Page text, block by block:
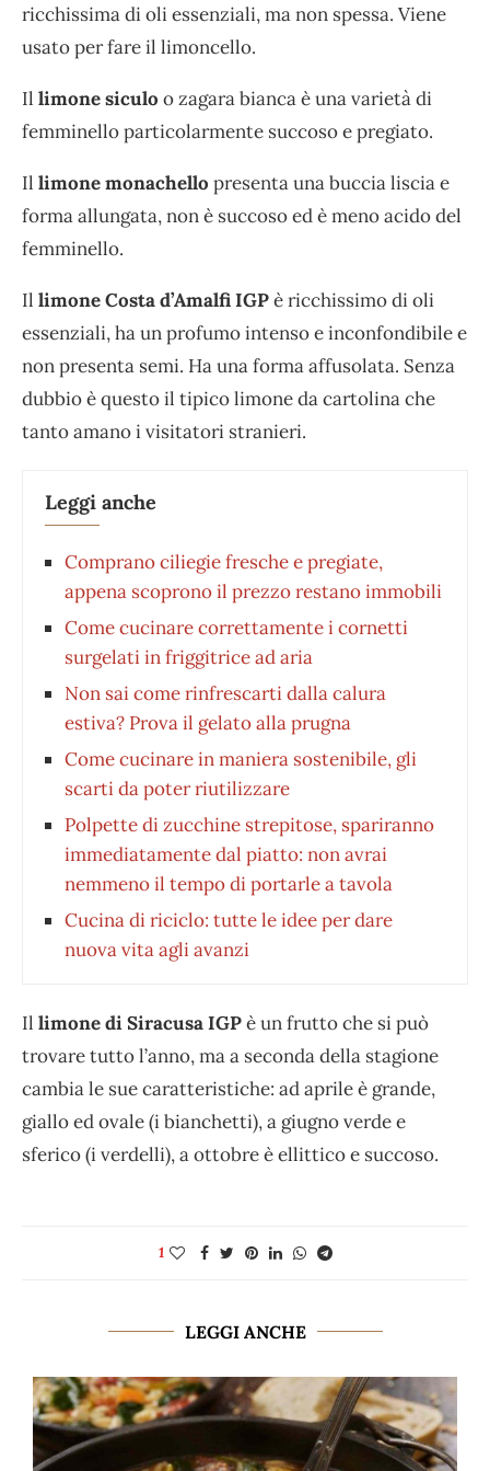
ricchissima di oli essenziali, ma non spessa. Viene
usato per fare il limoncello.
Il limone siculo o zagara bianca è una varietà di
femminello particolarmente succoso e pregiato.
Il limone monachello presenta una buccia liscia e
forma allungata, non è succoso ed è meno acido del
femminello.
Il limone Costa d’Amalfi IGPè ricchissimo di oli
essenziali, ha un profumo intenso e inconfondibile e
non presenta semi. Ha una forma affusolata. Senza
dubbio è questo il tipico limone da cartolina che
tanto amano i visitatori stranieri.
Leggi anche
Comprano ciliegie fresche e pregiate,
appena scoprono il prezzo restano immobili
Come cucinare correttamente i cornetti
surgelati in friggitrice ad aria
Non sai come rinfrescarti dalla calura
estiva? Prova il gelato alla prugna
Come cucinare in maniera sostenibile, gli
scarti da poter riutilizzare
Polpette di zucchine strepitose, spariranno
immediatamente dal piatto: non avrai
nemmeno il tempo di portarle a tavola
Cucina di riciclo: tutte le idee per dare
nuova vita agli avanzi
Il limone di Siracusa IGPè un frutto che si può
trovare tutto l’anno, ma a seconda della stagione
cambia le sue caratteristiche: ad aprile è grande,
giallo ed ovale (i bianchetti), a giugno verde e
sferico (i verdelli), a ottobre è ellittico e succoso.
1
LEGGI ANCHE